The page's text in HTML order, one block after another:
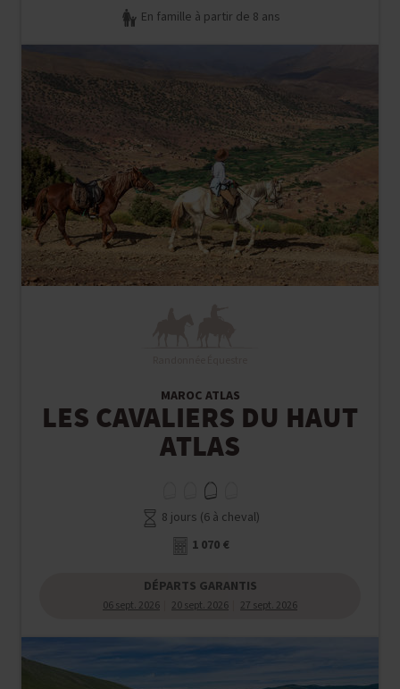
En famille à partir de 8 ans
MAROC ATLAS
LES CAVALIERS DU HAUT
ATLAS
8 jours (6 à cheval)
1 070 €
DÉPARTS GARANTIS
06 sept. 2026 20 sept. 2026 27 sept. 2026